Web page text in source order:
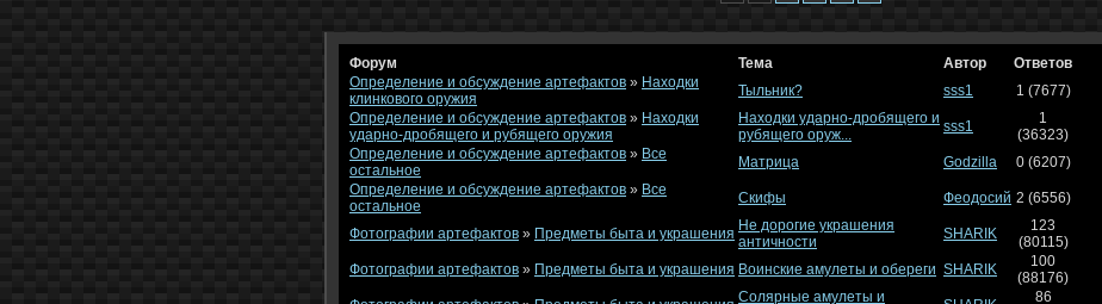
Форум Тема Автор Ответов
Определение и обсуждение артефактов » Находки
клинкового оружия
Тыльник? sss1 1 (7677)
Определение и обсуждение артефактов » Находки
ударно-дробящего и рубящего оружия
Находки ударно-дробящего и
рубящего оруж...
sss1
1
(36323)
Определение и обсуждение артефактов » Все
остальное
Матрица Godzilla 0 (6207)
Определение и обсуждение артефактов » Все
остальное
Скифы Феодосий 2 (6556)
Фотографии артефактов » Предметы быта и украшения Не дорогие украшения
античности
SHARIK
123
(80115)
Фотографии артефактов » Предметы быта и украшения Воинские амулеты и обереги SHARIK
100
(88176)
Солярные амулеты и 86